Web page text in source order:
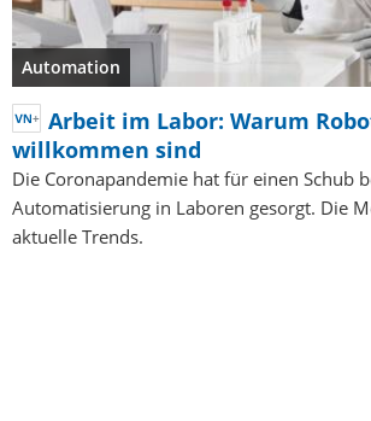
Automation
Arbeit im Labor: Warum
willkommen sind
Die Coronapandemie hat für einen Schub
Automatisierung in Laboren gesorgt. Die
aktuelle Trends.